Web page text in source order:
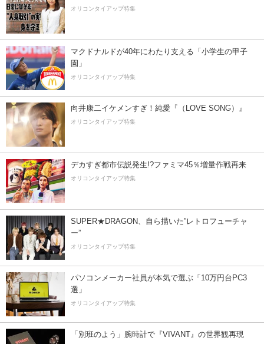
オリコンタイアップ特集
マクドナルドが40年にわたり支える「小学生の甲子
園」
オリコンタイアップ特集
向井康二イケメンすぎ！純愛『（LOVE SONG）』
オリコンタイアップ特集
デカすぎ都市伝説発生!?ファミマ45％増量作戦再来
オリコンタイアップ特集
SUPER★DRAGON、自ら描いた”レトロフューチャ
ー”
オリコンタイアップ特集
パソコンメーカー社員が本気で選ぶ「10万円台PC3
選」
オリコンタイアップ特集
「別班のよう」腕時計で『VIVANT』の世界観再現